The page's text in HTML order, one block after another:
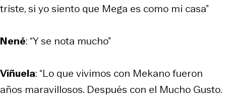
triste, si yo siento que Mega es como mi casa”
Nené: “Y se nota mucho”
Viñuela: “Lo que vivimos con Mekano fueron
años maravillosos. Después con el Mucho Gusto.